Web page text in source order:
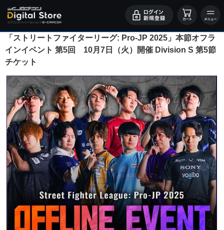
「ストリートファイターリーグ: Pro-JP 2025」本節オフラ
インイベント 第5回 10月7日（火）開催 Division S 第5節
チケット